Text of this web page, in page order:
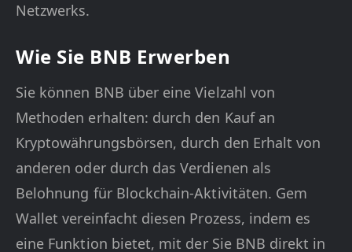
Netzwerks.
Wie Sie BNB Erwerben
Sie können BNB über eine Vielzahl von
Methoden erhalten: durch den Kauf an
Kryptowährungsbörsen, durch den Erhalt von
anderen oder durch das Verdienen als
Belohnung für Blockchain-Aktivitäten. Gem
Wallet vereinfacht diesen Prozess, indem es
eine Funktion bietet, mit der Sie BNB direkt in